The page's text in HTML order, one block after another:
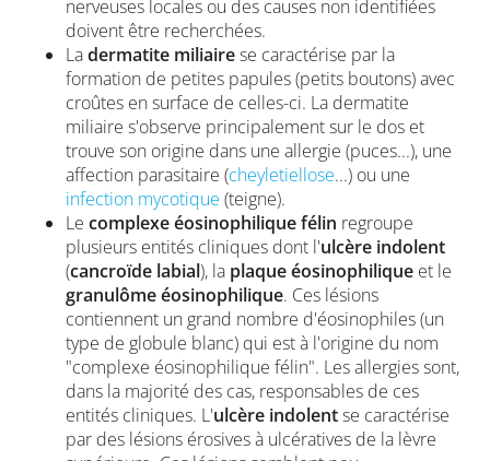
nerveuses locales ou des causes non identifiées
doivent être recherchées.
Ladermatite miliairese caractérise par la
formation de petites papules (petits boutons) avec
croûtes en surface de celles-ci. La dermatite
miliaire s'observe principalement sur le dos et
trouve son origine dans une allergie (puces...), une
affection parasitaire (cheyletiellose...) ou une
infection mycotique (teigne).
Le complexe éosinophilique félin regroupe
plusieurs entités cliniques dont l'ulcère indolent
(cancroïde labial), la plaque éosinophilique et le
granulôme éosinophilique. Ces lésions
contiennent un grand nombre d'éosinophiles (un
type de globule blanc) qui est à l'origine du nom
"complexe éosinophilique félin". Les allergies sont,
dans la majorité des cas, responsables de ces
entités cliniques. L'ulcère indolentse caractérise
par des lésions érosives à ulcératives de la lèvre